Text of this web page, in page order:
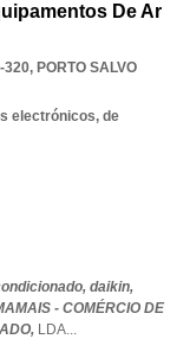
De Ar
320, PORTO SALVO
electrónicos, de
daikin,
- COMÉRCIO DE
LDA...